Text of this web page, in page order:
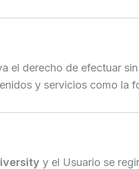
el derecho de efectuar
y servicios como la
y el Usuario se